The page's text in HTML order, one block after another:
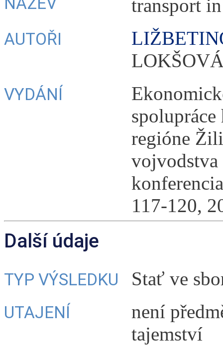
transport
AUTOŘI
VYDÁNÍ
regióne
vojvodstva
117-120,
Další údaje
TYP VÝSLEDKU Stať ve
UTAJENÍ
není
tajemství